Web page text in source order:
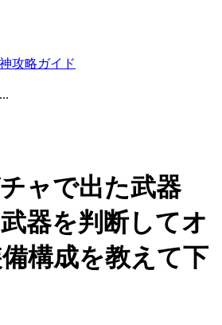
攻略ガイド
ャで出た武器
器を判断してオ
構成を教えて下